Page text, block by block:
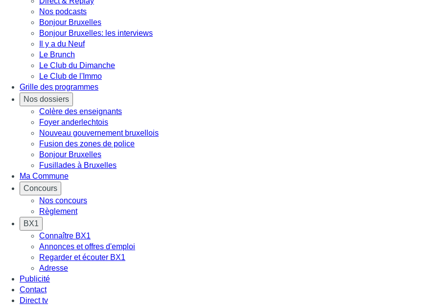
Nos podcasts
Bonjour Bruxelles
Bonjour Bruxelles: les interviews
Il y a du Neuf
Le Brunch
Le Club du Dimanche
Le Club de l'Immo
Grille des programmes
Nos dossiers
Colère des enseignants
Foyer anderlechtois
Nouveau gouvernement bruxellois
Fusion des zones de police
Bonjour Bruxelles
Fusillades à Bruxelles
Ma Commune
Concours
Nos concours
Règlement
BX1
Connaître BX1
Annonces et offres d'emploi
Regarder et écouter BX1
Adresse
Publicité
Contact
Direct tv